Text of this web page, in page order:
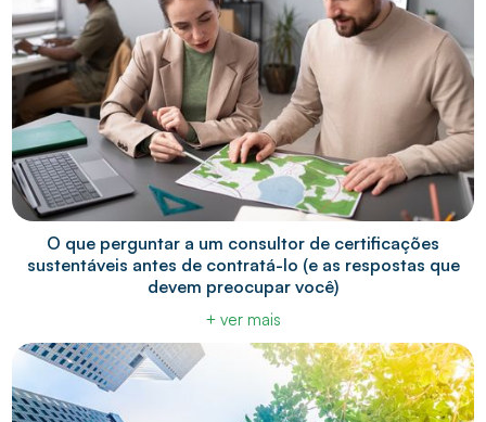
O que perguntar a um consultor de certificações
sustentáveis antes de contratá-lo (e as respostas que
devem preocupar você)
+ ver mais